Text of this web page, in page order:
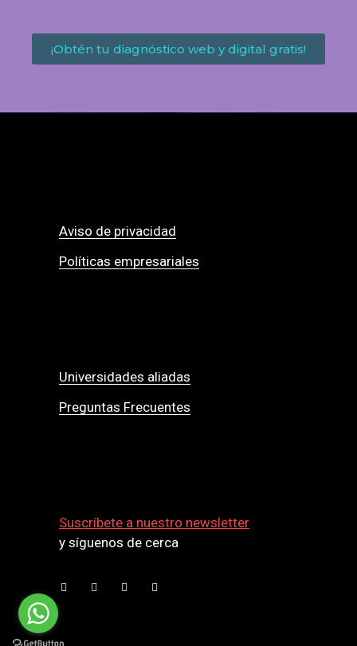
¡Obtén tu diagnóstico web y digital gratis!
Aviso de privacidad
Políticas empresariales
Universidades aliadas
Preguntas Frecuentes
Suscríbete a nuestro newsletter
y síguenos de cerca